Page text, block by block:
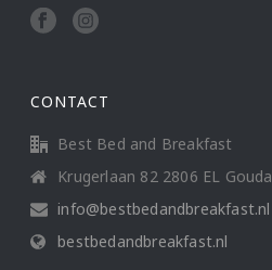
CONTACT
Best Bed and Breakfast
Krugerlaan 82 2806 EL Gouda
info@bestbedandbreakfast.nl
bestbedandbreakfast.nl